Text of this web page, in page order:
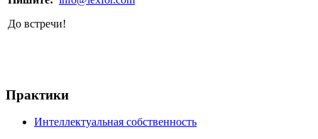
До встречи!
Практики
Интеллектуальная собственность